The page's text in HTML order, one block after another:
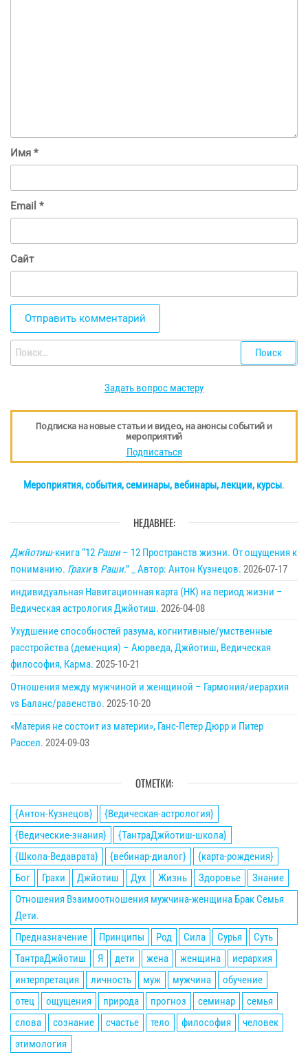
Имя *
Email *
Сайт
Найти:
Задать вопрос мастеру
Подписка на новые статьи и видео, на анонсы событий и
мероприятий
Подписаться
Мероприятия, события, семинары, вебинары, лекции, курсы.
НЕДАВНЕЕ:
Джйотиш-книга “12 Раши– 12 Пространств жизни. От ощущения к
пониманию. Грахив Раши.” _ Автор: Антон Кузнецов. 2026-07-17
индивидуальная Навигационная карта (НК) на период жизни –
Ведическая астрология Джйотиш. 2026-04-08
Ухудшение способностей разума, когнитивные/умственные
расстройства (деменция) – Аюрведа, Джйотиш, Ведическая
философия, Карма. 2025-10-21
Отношения между мужчиной и женщиной – Гармония/иерархия
vs Баланс/равенство. 2025-10-20
«Материя не состоит из материи», Ганс-Петер Дюрр и Питер
Рассел. 2024-09-03
ОТМЕТКИ:
{Антон-Кузнецов}
{Ведическая-астрология}
{Ведические-знания}
{ТантраДжйотиш-школа}
{Школа-Ведаврата}
{вебинар-диалог}
{карта-рождения}
Бог
Грахи Джйотиш Дух Жизнь Здоровье
Знание
Отношения Взаимоотношения мужчина-женщина Брак Семья
Дети.
Предназначение
Принципы Род Сила Сурья
Суть
ТантраДжйотиш
Я дети жена женщина
иерархия
интерпретация
личность муж мужчина
обучение
отец
ощущения природа прогноз семинар
семья
слова
сознание счастье тело философия
человек
этимология